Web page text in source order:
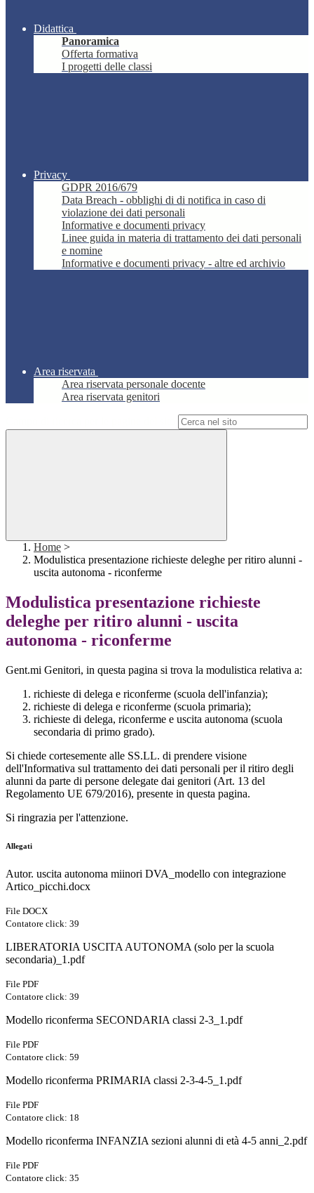
Didattica
Panoramica
Offerta formativa
I progetti delle classi
Privacy
GDPR 2016/679
Data Breach - obblighi di di notifica in caso di
violazione dei dati personali
Informative e documenti privacy
Linee guida in materia di trattamento dei dati personali
e nomine
Informative e documenti privacy - altre ed archivio
Area riservata
Area riservata personale docente
Area riservata genitori
Home >
Modulistica presentazione richieste deleghe per ritiro alunni -
uscita autonoma - riconferme
Modulistica presentazione richieste
deleghe per ritiro alunni - uscita
autonoma - riconferme
Gent.mi Genitori, in questa pagina si trova la modulistica relativa a:
richieste di delega e riconferme (scuola dell'infanzia);
richieste di delega e riconferme (scuola primaria);
richieste di delega, riconferme e uscita autonoma (scuola
secondaria di primo grado).
Si chiede cortesemente alle SS.LL. di prendere visione
dell'Informativa sul trattamento dei dati personali per il ritiro degli
alunni da parte di persone delegate dai genitori (Art. 13 del
Regolamento UE 679/2016), presente in questa pagina.
Si ringrazia per l'attenzione.
Allegati
Autor. uscita autonoma miinori DVA_modello con integrazione
Artico_picchi.docx
File DOCX
Contatore click: 39
LIBERATORIA USCITA AUTONOMA (solo per la scuola
secondaria)_1.pdf
File PDF
Contatore click: 39
Modello riconferma SECONDARIA classi 2-3_1.pdf
File PDF
Contatore click: 59
Modello riconferma PRIMARIA classi 2-3-4-5_1.pdf
File PDF
Contatore click: 18
Modello riconferma INFANZIA sezioni alunni di età 4-5 anni_2.pdf
File PDF
Contatore click: 35